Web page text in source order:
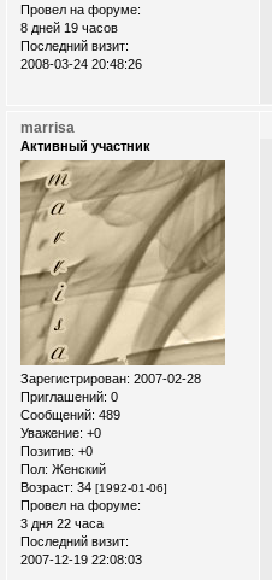
Провел на форуме:
8 дней 19 часов
Последний визит:
2008-03-24 20:48:26
marrisa
Активный участник
Зарегистрирован: 2007-02-28
Приглашений: 0
Сообщений: 489
Уважение: +0
Позитив: +0
Пол: Женский
Возраст: 34 [1992-01-06]
Провел на форуме:
3 дня 22 часа
Последний визит:
2007-12-19 22:08:03